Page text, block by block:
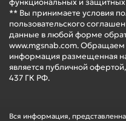
Вся информация,
функциональных и защитных
** Вы принимаете условия
пользовательского
данные в любой форме
www.mgsnab.com. Обращаем
информация размещенная
является публичной
437 ГК РФ.